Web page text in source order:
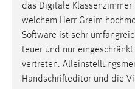
das Digitale
welchem Herr Greim
Software ist sehr
teuer und nur
vertreten.
Handschrifteditor und die
Name:
_fbp
Anbieter:
Facebook
Zweck: